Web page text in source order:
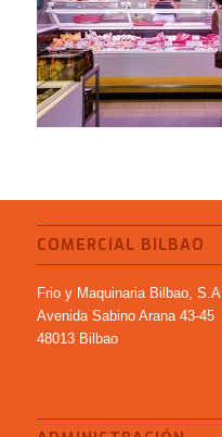
COMERCIAL BILBAO
Frio y Maquinaria Bilbao, S.A
Avenida Sabino Arana 43-45
48013 Bilbao